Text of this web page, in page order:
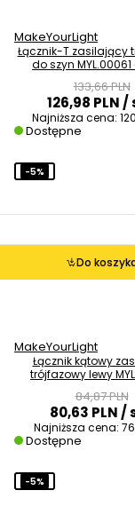
MakeYourLight
Łącznik-T zasilający
do szyn
133,66 PLN
126,98 PLN/
Najniższa cena:
Dostępne
Do
-5%
MakeYourLight
Łącznik kątowy
trójfazowy lewy
84,87 PLN
80,63 PLN/
Najniższa cena:
Dostępne
-5%